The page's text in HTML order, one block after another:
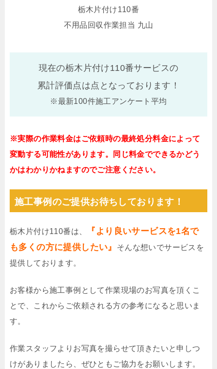
栃木片付け110番
不用品回収作業担当 九山
現在の栃木片付け110番サービスの
累計評価点は点となっております！
※最新100件施工アンケート平均
※実際の作業料金はご依頼時の最終処分料金によって
変動する可能性があります。同じ料金でできるかどう
かはわかりかねますのでご注意ください。
施工事例のご提供お待ちしております！
栃木片付け110番は、
『より良いサービスを1名で
も多くの方に提供したい』
そんな想いでサービスを
提供しております。
お客様から施工事例として作業現場のお写真を頂くこ
とで、これからご依頼される方の参考になると思いま
す。
作業スタッフよりお写真を撮らせて頂きたいと申しつ
けがありましたら、ぜひともご協力をお願いします。